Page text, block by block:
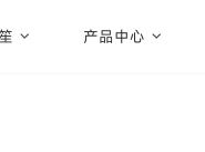
产品中心